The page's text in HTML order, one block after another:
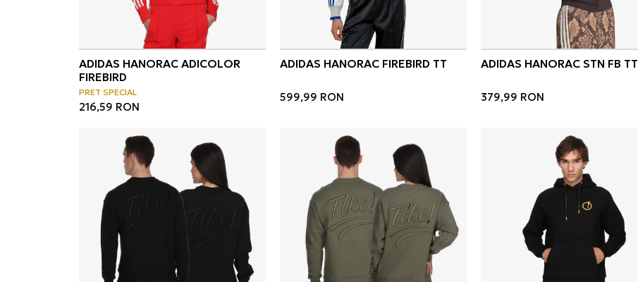
ADIDAS HANORAC ADICOLOR
FIREBIRD
PRET SPECIAL
216,59 RON
ADIDAS HANORAC FIREBIRD TT
599,99 RON
ADIDAS HANORAC STN FB TT
379,99 RON